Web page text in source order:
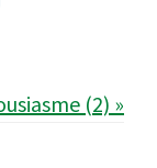
(2) »